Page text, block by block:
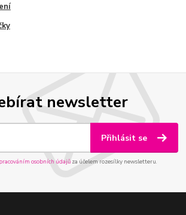
newsletter
Přihlásit se
osobních údajůza účelem rozesílky newsletteru.